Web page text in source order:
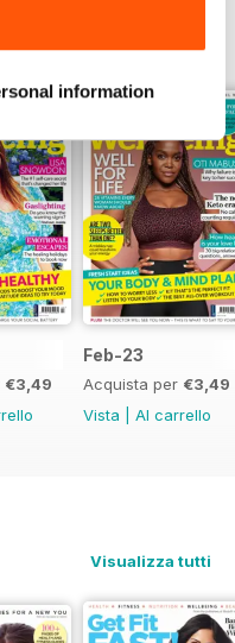
information
Visualizza tutti
€3,49
Feb-23
Acquista per €3,49
Vista
Al carrello
Visualizza tutti